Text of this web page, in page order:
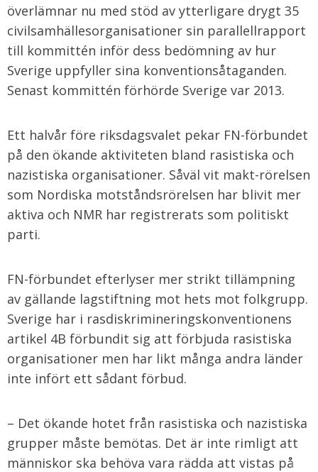
överlämnar nu med stöd av ytterligare drygt 35
civilsamhällesorganisationer sin parallellrapport
till kommittén inför dess bedömning av hur
Sverige uppfyller sina konventionsåtaganden.
Senast kommittén förhörde Sverige var 2013.
Ett halvår före riksdagsvalet pekar FN-förbundet
på den ökande aktiviteten bland rasistiska och
nazistiska organisationer. Såväl vit makt-rörelsen
som Nordiska motståndsrörelsen har blivit mer
aktiva och NMR har registrerats som politiskt
parti.
FN-förbundet efterlyser mer strikt tillämpning
av gällande lagstiftning mot hets mot folkgrupp.
Sverige har i rasdiskrimineringskonventionens
artikel 4B förbundit sig att förbjuda rasistiska
organisationer men har likt många andra länder
inte infört ett sådant förbud.
– Det ökande hotet från rasistiska och nazistiska
grupper måste bemötas. Det är inte rimligt att
människor ska behöva vara rädda att vistas på